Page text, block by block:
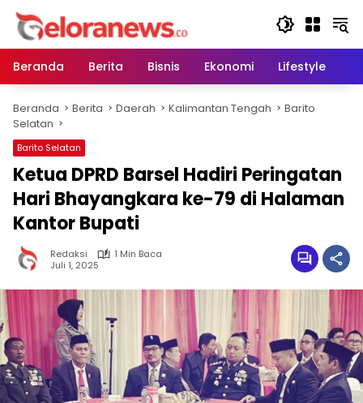
Langsung
konten
Beranda
Berita Bisnis Ekonomi Lifestyle
Beranda Berita Daerah Kalimantan Tengah
Barito
Selatan
Barito Selatan
Ketua DPRD Barsel Hadiri Peringatan
Hari Bhayangkara ke-79 di Halaman
Kantor Bupati
Redaksi
1 Min Baca
Juli 1, 2025